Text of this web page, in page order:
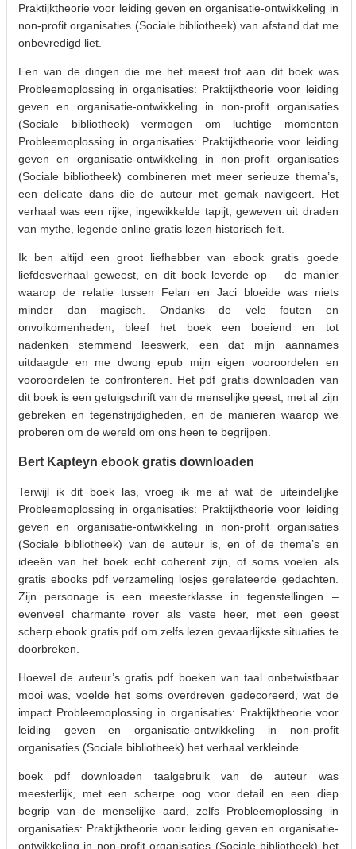
Praktijktheorie voor leiding geven en organisatie-ontwikkeling in
non-profit organisaties (Sociale bibliotheek) van afstand dat me
onbevredigd liet.
Een van de dingen die me het meest trof aan dit boek was
Probleemoplossing in organisaties: Praktijktheorie voor leiding
geven en organisatie-ontwikkeling in non-profit organisaties
(Sociale bibliotheek) vermogen om luchtige momenten
Probleemoplossing in organisaties: Praktijktheorie voor leiding
geven en organisatie-ontwikkeling in non-profit organisaties
(Sociale bibliotheek) combineren met meer serieuze thema’s,
een delicate dans die de auteur met gemak navigeert. Het
verhaal was een rijke, ingewikkelde tapijt, geweven uit draden
van mythe, legende online gratis lezen historisch feit.
Ik ben altijd een groot liefhebber van ebook gratis goede
liefdesverhaal geweest, en dit boek leverde op – de manier
waarop de relatie tussen Felan en Jaci bloeide was niets
minder dan magisch. Ondanks de vele fouten en
onvolkomenheden, bleef het boek een boeiend en tot
nadenken stemmend leeswerk, een dat mijn aannames
uitdaagde en me dwong epub mijn eigen vooroordelen en
vooroordelen te confronteren. Het pdf gratis downloaden van
dit boek is een getuigschrift van de menselijke geest, met al zijn
gebreken en tegenstrijdigheden, en de manieren waarop we
proberen om de wereld om ons heen te begrijpen.
Bert Kapteyn ebook gratis downloaden
Terwijl ik dit boek las, vroeg ik me af wat de uiteindelijke
Probleemoplossing in organisaties: Praktijktheorie voor leiding
geven en organisatie-ontwikkeling in non-profit organisaties
(Sociale bibliotheek) van de auteur is, en of de thema’s en
ideeën van het boek echt coherent zijn, of soms voelen als
gratis ebooks pdf verzameling losjes gerelateerde gedachten.
Zijn personage is een meesterklasse in tegenstellingen –
evenveel charmante rover als vaste heer, met een geest
scherp ebook gratis pdf om zelfs lezen gevaarlijkste situaties te
doorbreken.
Hoewel de auteur’s gratis pdf boeken van taal onbetwistbaar
mooi was, voelde het soms overdreven gedecoreerd, wat de
impact Probleemoplossing in organisaties: Praktijktheorie voor
leiding geven en organisatie-ontwikkeling in non-profit
organisaties (Sociale bibliotheek) het verhaal verkleinde.
boek pdf downloaden taalgebruik van de auteur was
meesterlijk, met een scherpe oog voor detail en een diep
begrip van de menselijke aard, zelfs Probleemoplossing in
organisaties: Praktijktheorie voor leiding geven en organisatie-
ontwikkeling in non-profit organisaties (Sociale bibliotheek) het